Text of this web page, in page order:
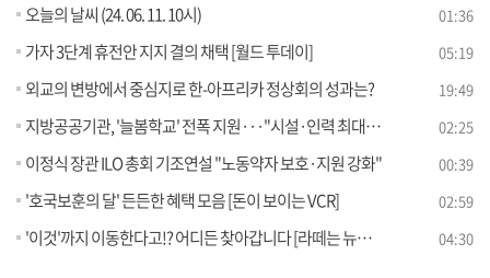
오늘의 날씨 (24. 06. 11. 10시) 01:36
가자 3단계 휴전안 지지 결의 채택 [월드 투데이] 05:19
외교의 변방에서 중심지로 한-아프리카 정상회의 성과는? 19:49
지방공공기관, '늘봄학교' 전폭 지원···"시설·인력 최대한 활용" 02:25
이정식 장관 ILO 총회 기조연설 "노동약자 보호·지원 강화" 00:39
'호국보훈의 달' 든든한 혜택 모음 [돈이 보이는 VCR] 02:59
'이것'까지 이동한다고!? 어디든 찾아갑니다 [라떼는 뉴우스] 04:30